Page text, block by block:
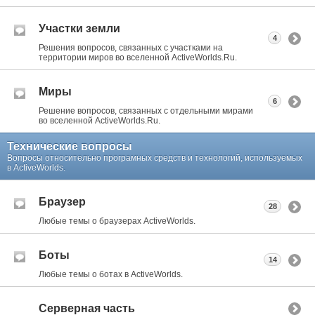
Участки земли
Решения вопросов, связанных с участками на
территории миров во вселенной ActiveWorlds.Ru.
4
Миры
Решение вопросов, связанных с отдельными мирами
во вселенной ActiveWorlds.Ru.
6
Технические вопросы
Вопросы относительно програмных средств и технологий, используемых
в ActiveWorlds.
Браузер
Любые темы о браузерах ActiveWorlds.
28
Боты
Любые темы о ботах в ActiveWorlds.
14
Серверная часть